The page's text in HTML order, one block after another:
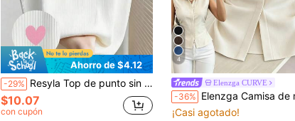
Ahorro de $4.12
-29% Resyla Top de punto sin mangas con cuello polo, bordado de corazón y borde de dientes de perro colorido, talla grande para mujer
$10.07
con cupón
4
Elenzga CURVE
-36% Elenzga Camisa de mujer talla grande de verano, 1 pieza, con cuello de solapa, sin mangas, cintura ceñida, bajo asimétrico, efecto denim,
¡Casi agotado!